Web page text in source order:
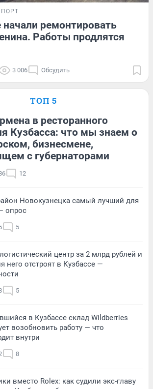
ремонтировать
Работы продлятся
3 006 Обсудить
ТОП 5
в ресторанного
Кузбасса: что мы знаем о
бизнесмене,
с губернаторами
12
Новокузнецка самый лучший для
опрос
5
центр за 2 млрд рублей и
него отстроят в Кузбассе —
5
в Кузбассе склад Wildberries
возобновить работу — что
внутри
8
вместо Rolex: как судили экс-главу